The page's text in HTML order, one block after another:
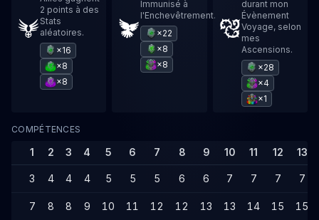
2 points à des
Stats
aléatoires.
×16
×8
×8
Immunisé à
l'Enchevêtrement.
×22
×8
×8
durant mon
Évènement
Voyage, selon
mes
Ascensions.
×28
×4
×1
COMPÉTENCES
1 2 3 4 5 6 7 8 9 10 11 12 13
3 4 4 4 5 5 5 6 6 7 7 7 7
7 8 8 9 10 11 12 12 13 13 14 15 15